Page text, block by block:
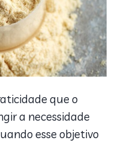
que o
a necessidade
esse objetivo